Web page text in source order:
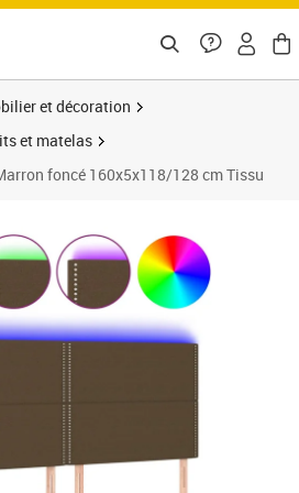
et décoration
et matelas
foncé 160x5x118/128 cm Tissu